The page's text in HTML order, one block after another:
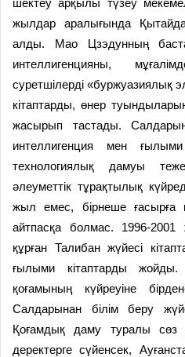
жылдар аралығында
алды. Мао Цзэдунның
интеллигенция­ны,
суретшілерді «буржуазиялық
кітаптарды, өнер
жасырып тастады.
интеллигенция мен
технологиялық дамуы
әлеуметтік тұрақтылық
жыл емес, бірнеше ғасырға
айтпасқа болмас. 1996-
құрған Талибан жүйесі
ғылыми кітаптарды
қоғамының күйреуіне
Салдарынан білім беру
Қоғамдық даму туралы
деректерге сүйенсек,